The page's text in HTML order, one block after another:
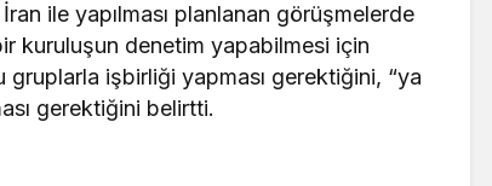
ile yapılması planlanan görüşmelerde
kuruluşun denetim yapabilmesi için
gruplarla işbirliği yapması gerektiğini, “ya
gerektiğini belirtti.